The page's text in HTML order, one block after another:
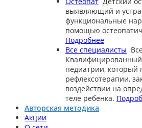
выявляющий и
функциональные
помощью
Подробнее
Все специалисты
Квалифицированный
педиатрии, который
рефлексотерапии,
воздействии на
теле ребенка.
Авторская методика
Акции